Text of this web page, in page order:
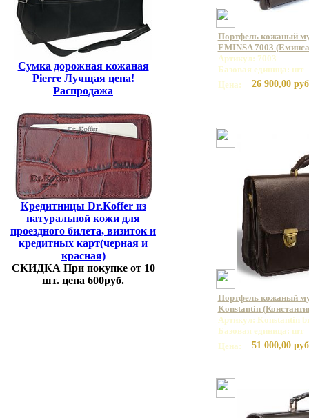
Сумка дорожная кожаная
Pierre Лучщая цена!
Распродажа
Кредитницы Dr.Koffer из
натуральной кожи для
проездного билета, визиток и
кредитных карт(черная и
красная)
СКИДКА При покупке от 10
шт. цена 600руб.
Портфель кожаный
EMINSA 7003
Артикул: 7003
Базовая единица: шт
Цена:
26 900,00
Портфель кожаный
Konstantin
Артикул: Konstantin
Базовая единица: шт
Цена:
51 000,00